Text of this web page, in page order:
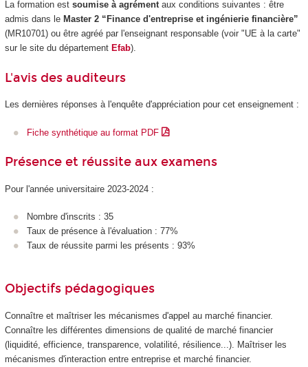
La formation est soumise à agrémentaux conditions suivantes : être
admis dans le Master 2 “Finance d'entreprise et ingénierie financière”
(MR10701) ou être agréé par l'enseignant responsable (voir "UE à la carte"
sur le site du département Efab).
L'avis des auditeurs
Les dernières réponses à l'enquête d'appréciation pour cet enseignement :
Fiche synthétique au format PDF
Présence et réussite aux examens
Pour l'année universitaire 2023-2024 :
Nombre d'inscrits : 35
Taux de présence à l'évaluation : 77%
Taux de réussite parmi les présents : 93%
Objectifs pédagogiques
Connaître et maîtriser les mécanismes d'appel au marché financier.
Connaître les différentes dimensions de qualité de marché financier
(liquidité, efficience, transparence, volatilité, résilience...). Maîtriser les
mécanismes d'interaction entre entreprise et marché financier.